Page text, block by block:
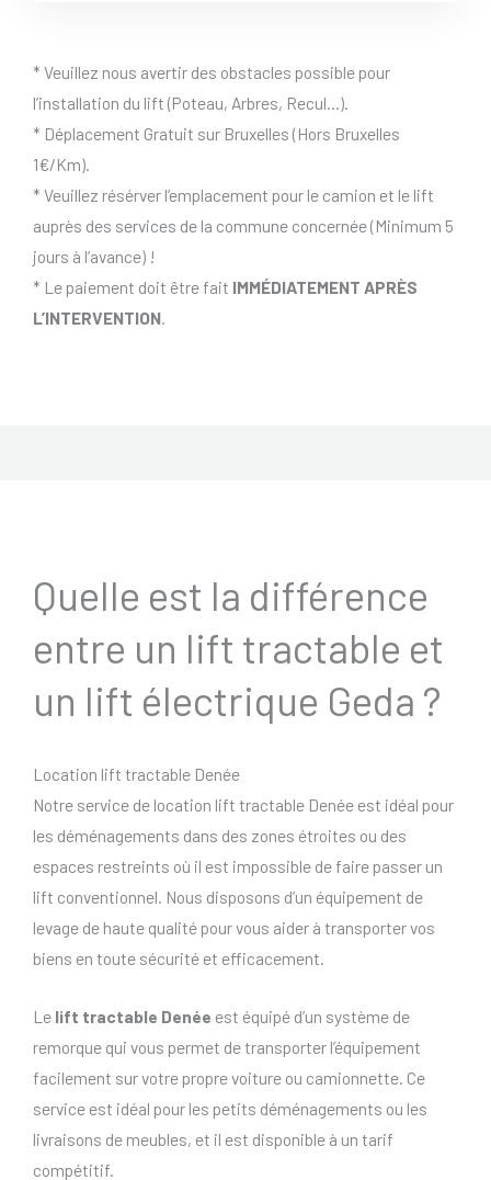
* Veuillez nous avertir des obstacles possible pour
l’installation du lift (Poteau, Arbres, Recul…).
* Déplacement Gratuit sur Bruxelles (Hors Bruxelles
1€/Km).
* Veuillez résérver l’emplacement pour le camion et le lift
auprès des services de la commune concernée (Minimum 5
jours à l’avance) !
* Le paiement doit être fait IMMÉDIATEMENT APRÈS
L’INTERVENTION
Quelle est la différence
entre un lift tractable et
un lift électrique Geda ?
Location lift tractable Denée
Notre service de location lift tractable Denée est idéal pour
les déménagements dans des zones étroites ou des
espaces restreints où il est impossible de faire passer un
lift conventionnel. Nous disposons d’un équipement de
levage de haute qualité pour vous aider à transporter vos
biens en toute sécurité et efficacement.
Le lift tractable Denée est équipé d’un système de
remorque qui vous permet de transporter l’équipement
facilement sur votre propre voiture ou camionnette. Ce
service est idéal pour les petits déménagements ou les
livraisons de meubles, et il est disponible à un tarif
compétitif.